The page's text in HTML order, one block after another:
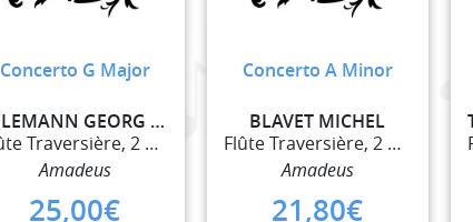
Concerto G Major
TELEMANN GEORG PHILIPP
Flûte Traversière, 2 Violons et Basse Continue
Amadeus
25,00€
Concerto A Minor
BLAVET MICHEL
Flûte Traversière, 2 Violons et Basse Continue
Amadeus
21,80€